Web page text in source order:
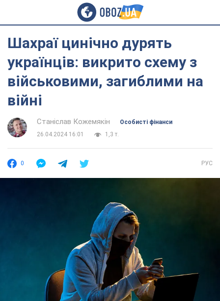
Шахраї цинічно дурять
українців: викрито схему з
військовими, загиблими на
війні
Станіслав Кожемякін
Особисті фінанси
26.04.2024 16:01
1,3 т.
0 РУС